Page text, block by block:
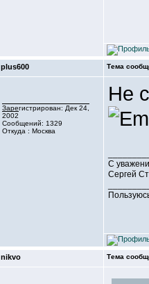
plus600 Тема
Зарегистрирован: Дек 24,
2002
Сообщений: 1329
Откуда : Москва
Не
С
Сергей
nikvo Тема